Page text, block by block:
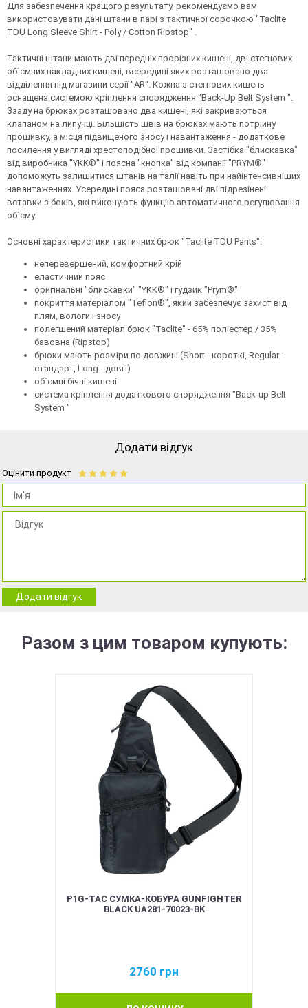
Для забезпечення кращого результату, рекомендуємо вам
використовувати дані штани в парі з тактичної сорочкою "Taclite
TDU Long Sleeve Shirt - Poly / Cotton Ripstop" .
Тактичні штани мають дві передніх прорізних кишені, дві стегнових
об`ємних накладних кишені, всередині яких розташовано два
відділення під магазини серії "AR". Кожна з стегнових кишень
оснащена системою кріплення спорядження "Back-Up Belt System ".
Ззаду на брюках розташовано два кишені, які закриваються
клапаном на липучці. Більшість швів на брюках мають потрійну
прошивку, а місця підвищеного зносу і навантаження - додаткове
посилення у вигляді хрестоподібної прошивки. Застібка "блискавка"
від виробника "YKK®" і поясна "кнопка" від компанії "PRYM®"
допоможуть залишитися штанів на талії навіть при найінтенсивніших
навантаженнях. Усередині пояса розташовані дві підрезінені
вставки з боків, які виконують функцію автоматичного регулювання
об`єму.
Основні характеристики тактичних брюк "Taclite TDU Pants":
неперевершений, комфортний крій
еластичний пояс
оригінальні "блискавки" "YKK®" і гудзик "Prym®"
покриття матеріалом "Teflon®", який забезпечує захист від
плям, вологи і зносу
полегшений матеріал брюк "Taclite" - 65% поліестер / 35%
бавовна (Ripstop)
брюки мають розміри по довжині (Short - короткі, Regular -
стандарт, Long - довгі)
об`ємні бічні кишені
система кріплення додаткового спорядження "Back-up Belt
System "
Додати відгук
Оцінити продукт
Додати відгук
Разом з цим товаром купують:
P1G-TAC СУМКА-КОБУРА GUNFIGHTER
BLACK UA281-70023-BK
2760 грн